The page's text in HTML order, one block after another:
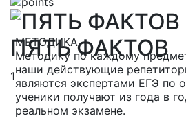
ПЯТЬ ФАКТОВ
1
МЕТОДИКА
Методику по каждому
наши действующие
являются экспертами ЕГЭ по
ученики получают из года в
реальном экзамене.